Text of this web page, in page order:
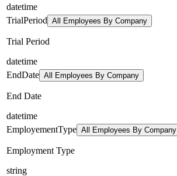
datetime
TrialPeriod All Employees By Company
Trial Period
datetime
EndDate All Employees By Company
End Date
datetime
EmployementType All Employees By Company
Employment Type
string